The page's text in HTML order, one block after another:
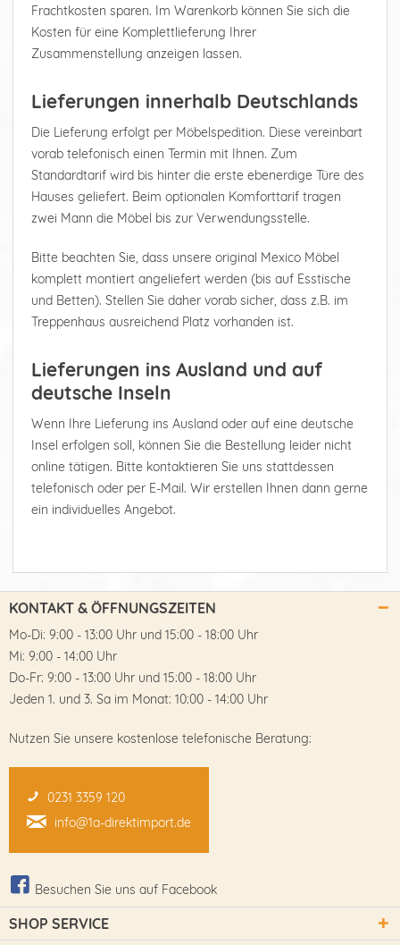
Frachtkosten sparen. Im Warenkorb können Sie sich die
Kosten für eine Komplettlieferung Ihrer
Zusammenstellung anzeigen lassen.
Lieferungen innerhalb Deutschlands
Die Lieferung erfolgt per Möbelspedition. Diese vereinbart
vorab telefonisch einen Termin mit Ihnen. Zum
Standardtarif wird bis hinter die erste ebenerdige Türe des
Hauses geliefert. Beim optionalen Komforttarif tragen
zwei Mann die Möbel bis zur Verwendungsstelle.
Bitte beachten Sie, dass unsere original Mexico Möbel
komplett montiert angeliefert werden (bis auf Esstische
und Betten). Stellen Sie daher vorab sicher, dass z.B. im
Treppenhaus ausreichend Platz vorhanden ist.
Lieferungen ins Ausland und auf
deutsche Inseln
Wenn Ihre Lieferung ins Ausland oder auf eine deutsche
Insel erfolgen soll, können Sie die Bestellung leider nicht
online tätigen. Bitte kontaktieren Sie uns stattdessen
telefonisch oder per E-Mail. Wir erstellen Ihnen dann gerne
ein individuelles Angebot.
KONTAKT & ÖFFNUNGSZEITEN
Mo-Di: 9:00 - 13:00 Uhr und 15:00 - 18:00 Uhr
Mi: 9:00 - 14:00 Uhr
Do-Fr: 9:00 - 13:00 Uhr und 15:00 - 18:00 Uhr
Jeden 1. und 3. Sa im Monat: 10:00 - 14:00 Uhr
Nutzen Sie unsere kostenlose telefonische Beratung:
0231 3359 120
info@1a-direktimport.de
Besuchen Sie uns auf Facebook
SHOP SERVICE